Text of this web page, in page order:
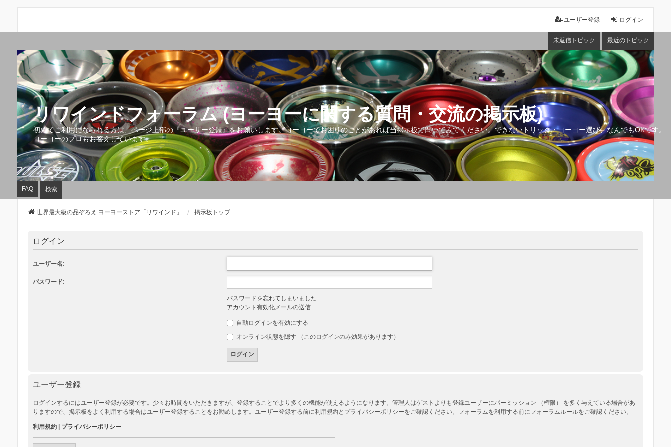
ログイン
ユーザー登録
未返信トピック 最近のトピック
リワインドフォーラム (ヨーヨーに関する質問・交流の掲示板)
初めてご利用になられる方は、ページ上部の『ユーザー登録』をお願いします。ヨーヨーでお困りのことがあれば当掲示板で聞いてみてください。できないトリック・ヨーヨー選び、なんでもOKです。
ヨーヨーのプロもお答えしています。
FAQ 検索
世界最大級の品ぞろえ ヨーヨーストア「リワインド」 掲示板トップ
ログイン
ユーザー名:
パスワード:
パスワードを忘れてしまいました
アカウント有効化メールの送信
自動ログインを有効にする
オンライン状態を隠す （このログインのみ効果があります）
ユーザー登録
ログインするにはユーザー登録が必要です。少々お時間をいただきますが、登録することでより多くの機能が使えるようになります。管理人はゲストよりも登録ユーザーにパーミッション （権限） を多く与えている場合があ
りますので、掲示板をよく利用する場合はユーザー登録することをお勧めします。ユーザー登録する前に利用規約とプライバシーポリシーをご確認ください。フォーラムを利用する前にフォーラムルールをご確認ください。
利用規約| プライバシーポリシー